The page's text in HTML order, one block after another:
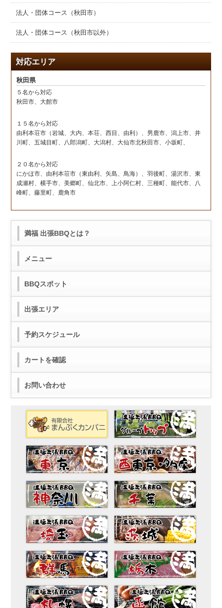
法人・団体コース（秋田市）
法人・団体コース（秋田市以外）
対応エリア
秋田県
５名から対応
秋田市、大館市
１５名から対応
由利本荘市（岩城、大内、本荘、西目、由利）、男鹿市、潟上市、井
川町、五城目町、八郎潟町、大潟村、大仙市北秋田市、小坂町、
２０名から対応
にかほ市、由利本荘市（東由利、矢島、鳥海）、羽後町、湯沢市、東
成瀬村、横手市、美郷町、仙北市、上小阿仁村、三種町、能代市、八
峰町、藤里町、鹿角市
満福 出張BBQとは？
メニュー
BBQスポット
出張エリア
予約スケジュール
カートを確認
お問い合わせ